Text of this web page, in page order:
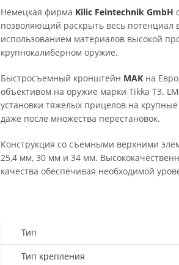
Немецкая фирма Kilic Feintechnik GmbH
позволяющий раскрыть весь потенциал
использованием материалов высокой
крупнокалиберном оружие.
Быстросъемный кронштейн MAK на
объективом на оружие марки Tikka T3.
установки тяжелых прицелов на
даже после множества перестановок.
Конструкция со съемными верхними
25,4 мм, 30 мм и 34 мм.
качества обеспечивая необходимой
Тип
Тип крепления